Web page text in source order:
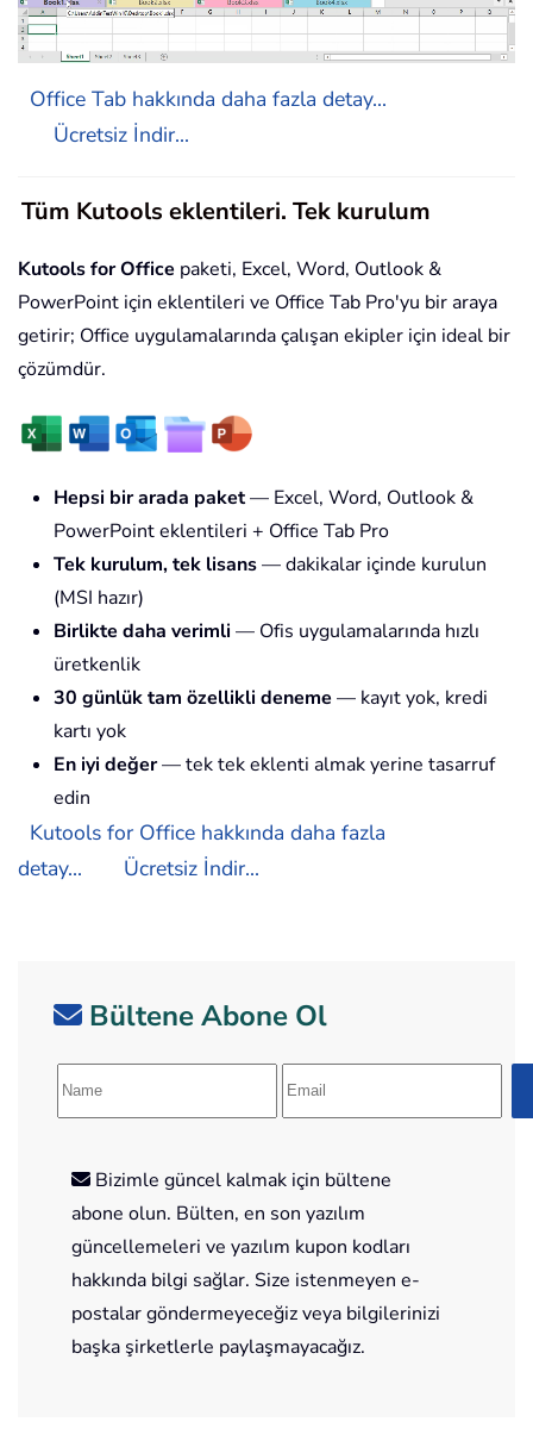
Office Tab hakkında daha fazla detay...
Ücretsiz İndir...
Tüm Kutools eklentileri. Tek kurulum
Kutools for Office paketi, Excel, Word, Outlook &
PowerPoint için eklentileri ve Office Tab Pro'yu bir araya
getirir; Office uygulamalarında çalışan ekipler için ideal bir
çözümdür.
Hepsi bir arada paket— Excel, Word, Outlook &
PowerPoint eklentileri + Office Tab Pro
Tek kurulum, tek lisans— dakikalar içinde kurulun
(MSI hazır)
Birlikte daha verimli — Ofis uygulamalarında hızlı
üretkenlik
30 günlük tam özellikli deneme — kayıt yok, kredi
kartı yok
En iyi değer— tek tek eklenti almak yerine tasarruf
edin
Kutools for Office hakkında daha fazla
detay...
Ücretsiz İndir...
Bültene Abone Ol
Bizimle güncel kalmak için bültene
abone olun. Bülten, en son yazılım
güncellemeleri ve yazılım kupon kodları
hakkında bilgi sağlar. Size istenmeyen e-
postalar göndermeyeceğiz veya bilgilerinizi
başka şirketlerle paylaşmayacağız.